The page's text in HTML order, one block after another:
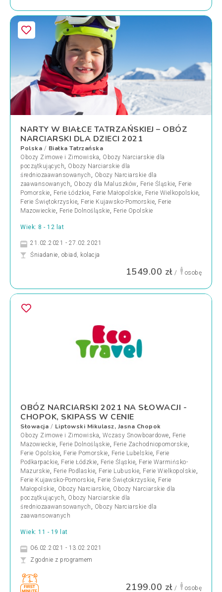
NARTY W BIAŁCE TATRZAŃSKIEJ – OBÓZ
NARCIARSKI DLA DZIECI 2021
Polska / Białka Tatrzańska
Obozy Zimowe i Zimowiska, Obozy Narciarskie dla
początkujących, Obozy Narciarskie dla
średniozaawansowanych , Obozy Narciarskie dla
zaawansowanych, Obozy dla Maluszków, Ferie Śląskie, Ferie
Pomorskie, Ferie Łódzkie, Ferie Małopolskie, Ferie Wielkopolskie,
Ferie Świętokrzyskie, Ferie Kujawsko-Pomorskie, Ferie
Mazowieckie, Ferie Dolnośląskie, Ferie Opolskie
Wiek: 8 - 12 lat
21.02.2021 - 27.02.2021
Śniadanie, obiad, kolacja
1549.00 zł / osobę
OBÓZ NARCIARSKI 2021 NA SŁOWACJI -
CHOPOK, SKIPASS W CENIE
Słowacja / Liptowski Mikulasz, Jasna Chopok
Obozy Zimowe i Zimowiska, Wczasy Snowboardowe, Ferie
Mazowieckie, Ferie Dolnośląskie, Ferie Zachodniopomorskie,
Ferie Opolskie, Ferie Pomorskie, Ferie Lubelskie, Ferie
Podkarpackie, Ferie Łódzkie, Ferie Śląskie, Ferie Warmińsko-
Mazurskie, Ferie Podlaskie, Ferie Lubuskie, Ferie Wielkopolskie,
Ferie Kujawsko-Pomorskie, Ferie Świętokrzyskie, Ferie
Małopolskie, Obozy Narciarskie, Obozy Narciarskie dla
początkujących, Obozy Narciarskie dla
średniozaawansowanych , Obozy Narciarskie dla
zaawansowanych
Wiek: 11 - 19 lat
06.02.2021 - 13.02.2021
Zgodnie z programem
2199.00 zł / osobę